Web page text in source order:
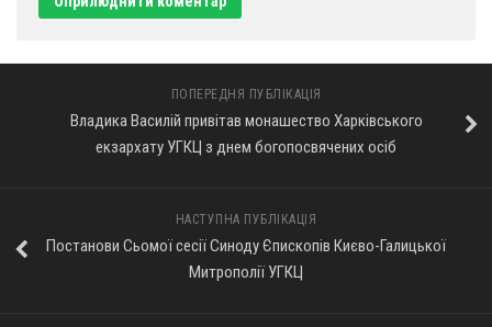
ПОПЕРЕДНЯ ПУБЛІКАЦІЯ
Владика Василій привітав монашество Харківського
екзархату УГКЦ з днем богопосвячених осіб
НАСТУПНА ПУБЛІКАЦІЯ
Постанови Сьомої сесії Синоду Єпископів Києво-Галицької
Митрополії УГКЦ